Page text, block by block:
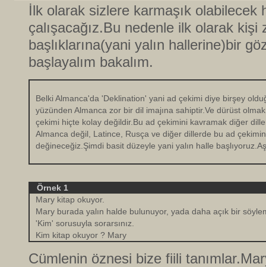
İlk olarak sizlere karmaşık olabilecek
çalışacağız.Bu nedenle ilk olarak kişi
başlıklarına(yani yalın hallerine)bir
başlayalım bakalım.
Belki Almanca'da 'Deklination' yani ad çekimi diye birşey
yüzünden Almanca zor bir dil imajına sahiptir.Ve dürüst
çekimi hiçte kolay değildir.Bu ad çekimini kavramak diğer
Almanca değil, Latince, Rusça ve diğer dillerde bu ad
değineceğiz.Şimdi basit düzeyle yani yalın halle
Örnek 1
Mary kitap okuyor.
Mary burada yalın halde bulunuyor, yada daha açık bir
'Kim' sorusuyla sorarsınız.
Kim kitap okuyor ? Mary
Cümlenin öznesi bize fiili